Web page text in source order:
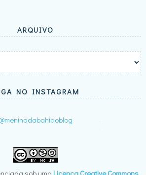
ARQUIVO
NO INSTAGRAM
@meninadabahiaoblog
sob uma Licença Creative Commons